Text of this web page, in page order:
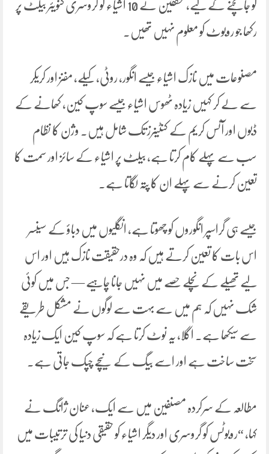
کو جانچنے کے لیے، محققین نے 10 اشیاء کو گروسری کنویئر بیلٹ پر
رکھا جو روبوٹ کو معلوم نہیں تھیں۔
مصنوعات میں نازک اشیاء جیسے انگور، روٹی، کیلے، مفنز اور کریکر
سے لے کر کہیں زیادہ ٹھوس اشیاء جیسے سوپ کین، کھانے کے
ڈبوں اور آئس کریم کے کنٹینرز تک شامل ہیں۔ وژن کا نظام
سب سے پہلے کام کرتا ہے، بیلٹ پر اشیاء کے سائز اور سمت کا
تعین کرنے سے پہلے ان کا پتہ لگاتا ہے۔
جیسے ہی گراسپر انگوروں کو چھوتا ہے، انگلیوں میں دباؤ کے سینسر
اس بات کا تعین کرتے ہیں کہ وہ درحقیقت نازک ہیں اور اس
لیے تھیلے کے نچلے حصے میں نہیں جانا چاہیے — جس میں کوئی
شک نہیں کہ ہم میں سے بہت سے لوگوں نے مشکل طریقے
سے سیکھا ہے۔ اگلا، یہ نوٹ کرتا ہے کہ سوپ کین ایک زیادہ
سخت ساخت ہے اور اسے بیگ کے نیچے چپک جاتی ہے۔
مطالعہ کے سرکردہ مصنفین میں سے ایک، عنان ژانگ نے
کہا، “روبوٹس کو گروسری اور دیگر اشیاء کو حقیقی دنیا کی ترتیبات میں